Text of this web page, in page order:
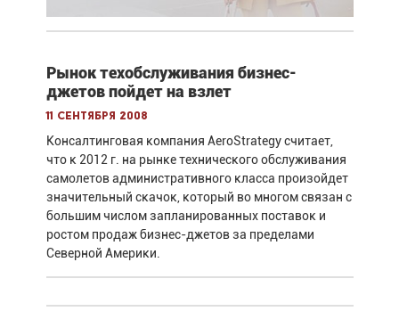
Рынок техобслуживания бизнес-
джетов пойдет на взлет
11 сентября 2008
Консалтинговая компания AeroStrategy считает,
что к 2012 г. на рынке технического обслуживания
самолетов административного класса произойдет
значительный скачок, который во многом связан с
большим числом запланированных поставок и
ростом продаж бизнес-джетов за пределами
Северной Америки.